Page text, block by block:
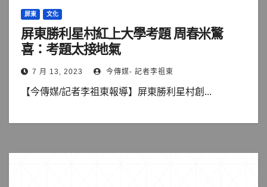
屏東 文化
屏東勝利星村紅上大學考題 周春米驚
喜：考題太接地氣
7 月 13, 2023 今傳媒- 記者李祖東
【今傳媒/記者李祖東報導】屏東勝利星村創...